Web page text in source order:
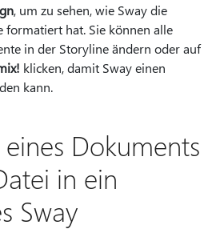
, um zu sehen, wie Sway die
hat. Sie können alle
in der Storyline ändern oder auf
klicken, damit Sway einen
kann.
Dokuments
in ein
Sway